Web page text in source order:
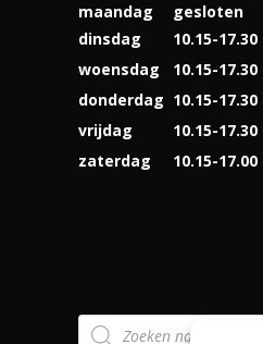
maandag
gesloten
dinsdag
10.15-
woensdag
10.15-
donderdag 10.15-
vrijdag
10.15-
zaterdag
10.15-
Producten
zoeken